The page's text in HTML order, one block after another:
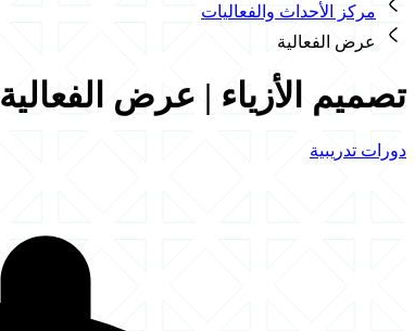
مركز الأحداث والفعاليات
عرض الفعالية
تصميم الأزياء | عرض الفعالية
دورات تدريبية